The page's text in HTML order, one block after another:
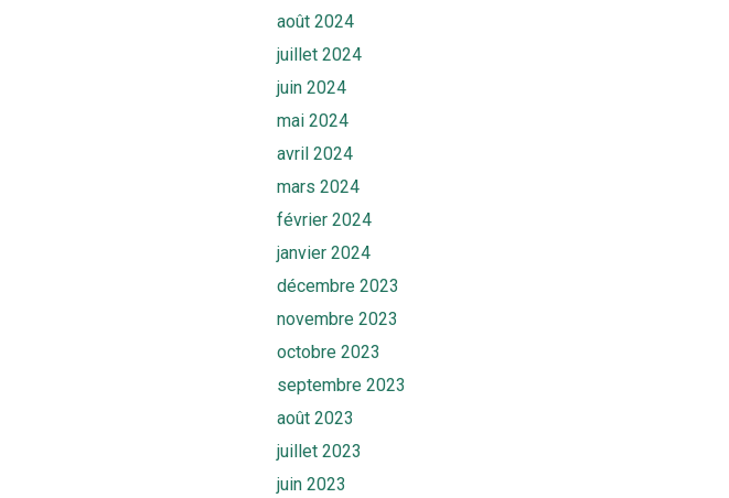
août 2024
juillet 2024
juin 2024
mai 2024
avril 2024
mars 2024
février 2024
janvier 2024
décembre 2023
novembre 2023
octobre 2023
septembre 2023
août 2023
juillet 2023
juin 2023